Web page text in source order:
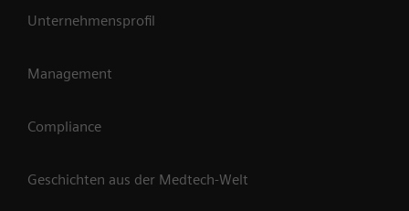
Unternehmensprofil
Management
Compliance
Geschichten aus der Medtech-Welt